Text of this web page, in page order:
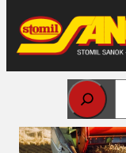
Przejdź
do
treści